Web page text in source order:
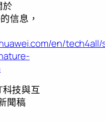
於
信息，
en/
科技與互
聞稿